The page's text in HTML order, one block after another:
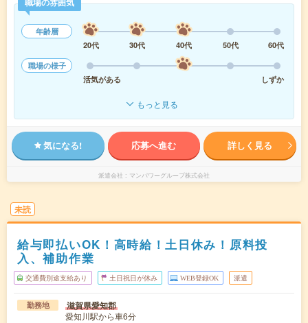
年齢層
20代
30代 40代 50代
60代
職場の様子
活気がある
しずか
もっと見る
気になる! 応募へ進む 詳しく見る
派遣会社 マンパワーグループ株式会社
未読
給与即払いOK！高時給！土日休み！原料投
入、補助作業
交通費別途支給あり 土日祝日が休み WEB登録OK 派遣
勤務地 滋賀県愛知郡
愛知川駅から車6分